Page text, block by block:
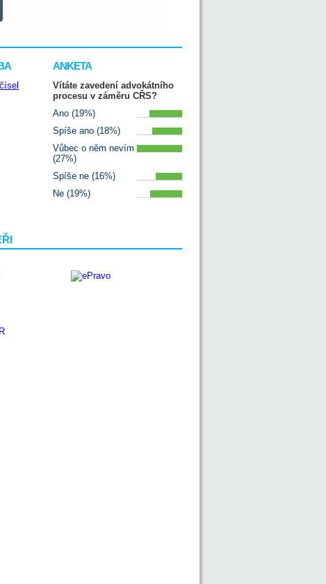
ANKETA
Vítáte zavedení advokátního
procesu v záměru CŘS?
Ano (19%)
Spíše ano (18%)
Vůbec o něm nevím
(27%)
Spíše ne (16%)
Ne (19%)